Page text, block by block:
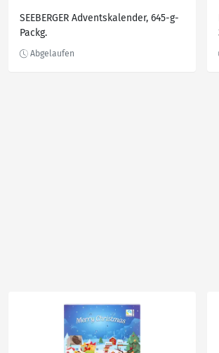
SEEBERGER Adventskalender, 645-g-
Packg.